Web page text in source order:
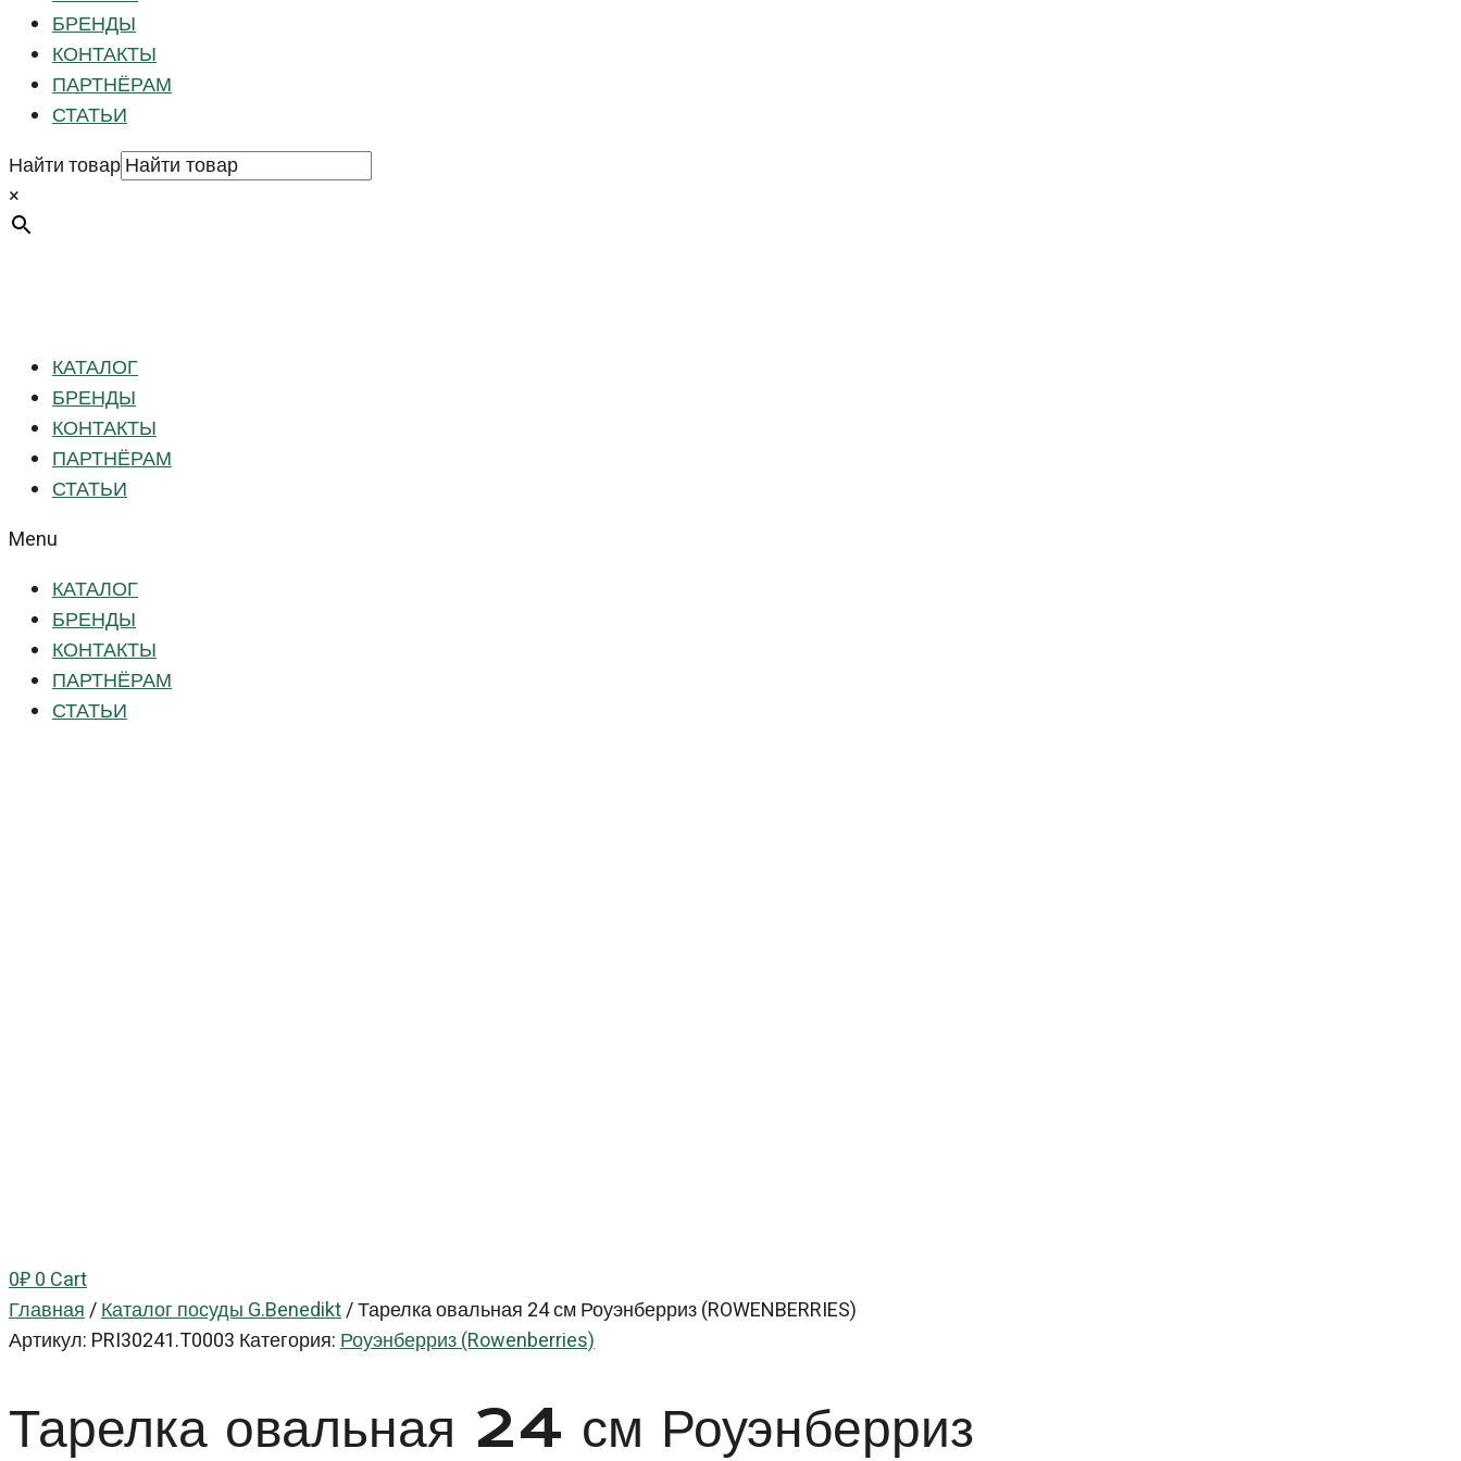
БРЕНДЫ
КОНТАКТЫ
ПАРТНЁРАМ
СТАТЬИ
Найти товар
×
КАТАЛОГ
БРЕНДЫ
КОНТАКТЫ
ПАРТНЁРАМ
СТАТЬИ
Menu
КАТАЛОГ
БРЕНДЫ
КОНТАКТЫ
ПАРТНЁРАМ
СТАТЬИ
0₽0Cart
Главная/Каталог посуды G.Benedikt/Тарелка овальная 24 см Роуэнберриз (ROWENBERRIES)
Артикул: PRI30241.T0003 Категория:Роуэнберриз (Rowenberries)
Тарелка овальная 24 см Роуэнберриз